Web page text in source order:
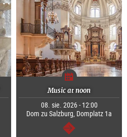
Music at noon
08. sie. 2026 - 12:00
Dom zu Salzburg, Domplatz 1a